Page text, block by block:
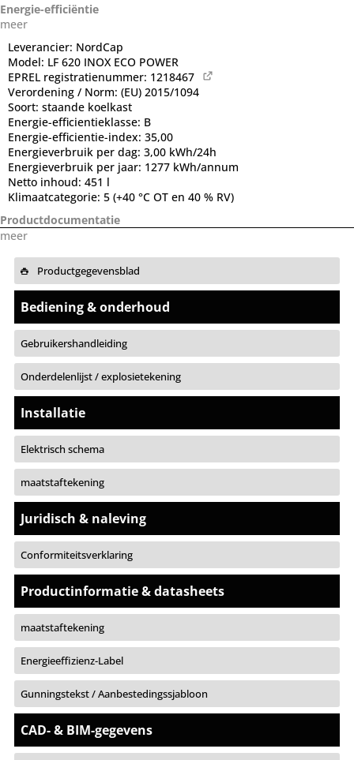
Energie-efficiëntie
meer
Leverancier: NordCap
Model: LF 620 INOX ECO POWER
EPREL registratienummer: 1218467
Verordening / Norm: (EU) 2015/1094
Soort: staande koelkast
Energie-efficientieklasse: B
Energie-efficientie-index: 35,00
Energieverbruik per dag: 3,00 kWh/24h
Energieverbruik per jaar: 1277 kWh/annum
Netto inhoud: 451 l
Klimaatcategorie: 5 (+40 °C OT en 40 % RV)
Productdocumentatie
meer
Productgegevensblad
Bediening & onderhoud
Gebruikershandleiding
Onderdelenlijst / explosietekening
Installatie
Elektrisch schema
maatstaftekening
Juridisch & naleving
Conformiteitsverklaring
Productinformatie & datasheets
maatstaftekening
Energieeffizienz-Label
Gunningstekst / Aanbestedingssjabloon
CAD- & BIM-gegevens